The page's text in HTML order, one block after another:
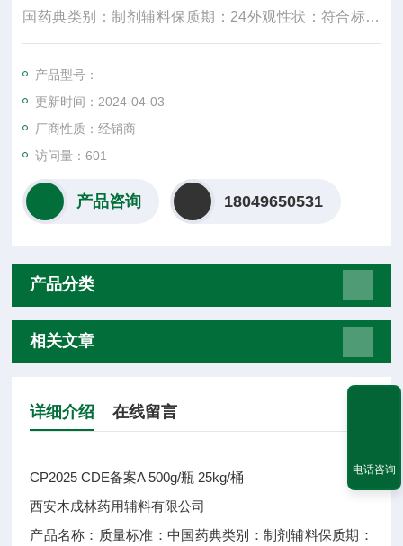
国药典类别：制剂辅料保质期：24外观性状：符合标准
规格：25kg产品名字：主要成份：颜色：白密度：300
水溶性：是适用掺量：8较低操作温度：5较高操作温
度：30包装规格：25纤维直径：15um±3是否进口：否
产品型号：
更新时间：2024-04-03
厂商性质：经销商
访问量：601
产品咨询 18049650531
产品分类
相关文章
详细介绍 在线留言
CP2025 CDE备案A 500g/瓶 25kg/桶
西安木成林药用辅料有限公司
产品名称： 质量标准： 中国药典类别： 制剂辅料保质期：
电话咨询